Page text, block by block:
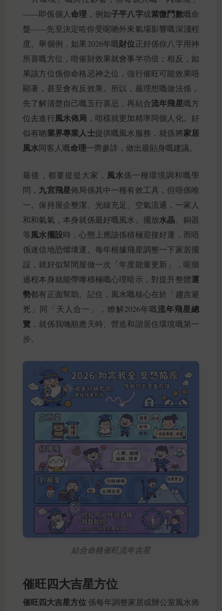
——即係個人命理 ，例如子平八字或紫微鬥數嘅命
盤——先至決定咗你受呢啲外來氣場影響嘅深淺程
度。舉個例，如果2026年嘅財位正好係你八字用神
所喜嘅方位，咁催財效果就會事半功倍；相反，如
果該方位係你命格忌神之位，強行催旺可能效果唔
顯著，甚至會有反效果。所以，最理想嘅做法係，
先了解清楚自己嘅五行喜忌，再結合流年飛星嘅方
位去進行風水佈局 ，咁樣就更加精準同個人化。好
似有啲業界專業人士提供嘅風水服務，就係將家居
風水同客人嘅命理一齊參詳，做出最貼身嘅建議。
最後，都要提提大家， 風水係一種環境調和嘅學
問， 九宮飛星佈局係其中一種有效工具，但唔係唯
一。保持屋企整潔、光線充足、空氣流通，一家人
和和氣氣，本身就係最好嘅風水。擺放水晶 、銅器
等風水擺設時，心態上應該係積極迎接好運，而唔
係迷信地恐懼壞運。每年根據飛星調整一下家居擺
設，就好似幫間屋做一次「年度能量更新」，呢個
過程本身就能帶嚟積極嘅心理暗示，對提升整體運
勢都有正面幫助。記住，風水嘅核心在於「趨吉避
兇」同「天人合一」，瞭解2026年嘅流年飛星總
覽 ，就係我哋順應天時、營造和諧居住環境嘅第一
步。
結合命格催旺流年吉星
催旺四大吉星方位
催旺四大吉星方位係每年調整家居或辦公室風水佈